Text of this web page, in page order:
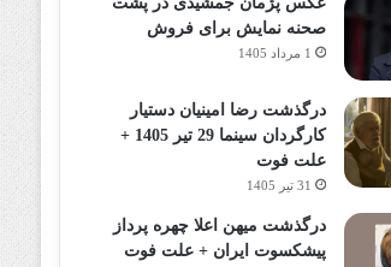
صحنه نمایش برای فروش
1 مرداد 1405
درگذشت رضا امینیان دستیار
کارگردان سینما 29 تیر 1405 +
علت فوت
31 تیر 1405
درگذشت میهن اعلا چهره پرداز
پیشکسوت ایران + علت فوت